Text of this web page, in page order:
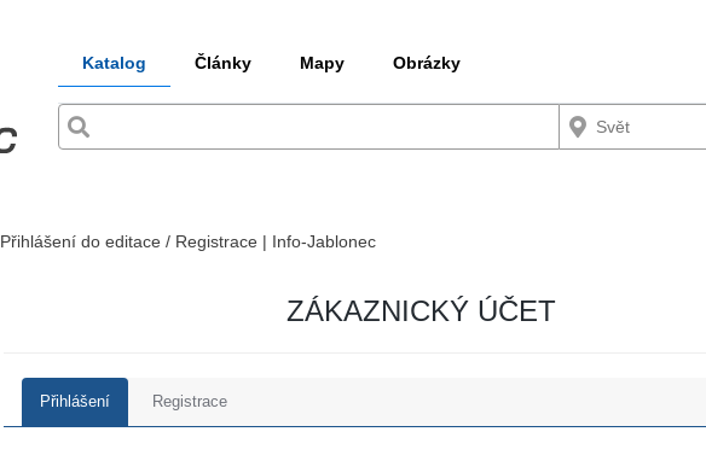
Katalog Články Mapy Obrázky
Přihlášení do editace / Registrace | Info-Jablonec
ZÁKAZNICKÝ ÚČET
Přihlášení Registrace